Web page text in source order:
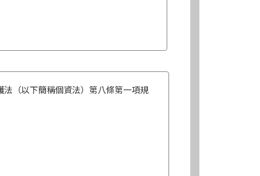
（以下簡稱個資法）第八條第一項規